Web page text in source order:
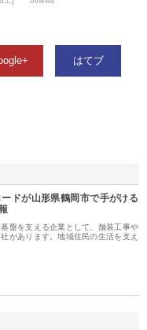
はてブ
ドが山形県鶴岡市で手がける
盤を支える企業として、舗装工事や
があります。地域住民の生活を支え